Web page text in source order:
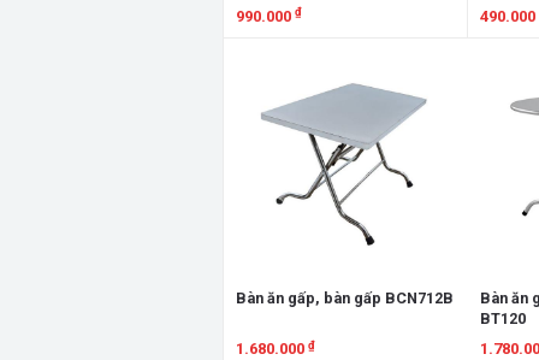
990.000 ₫ 490.000
Bàn ăn gấp, bàn gấp BCN712B
1.680.000 ₫
Bàn ăn
BT120